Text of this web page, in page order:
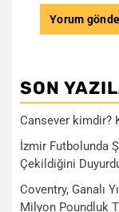
SON
Cansever kimdir?
İzmir Futbolunda
Çekildiğini
Coventry, Ganalı
Milyon Poundluk